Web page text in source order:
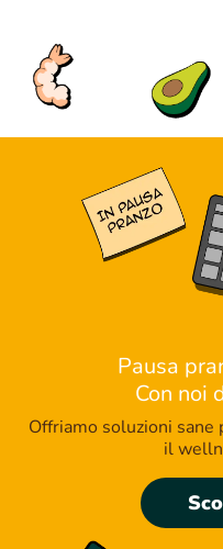
Pausa
Con noi
Offriamo soluzioni
il